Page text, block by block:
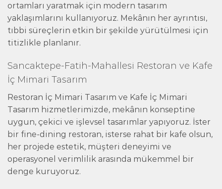
ortamları yaratmak için modern tasarım
yaklaşımlarını kullanıyoruz. Mekânın her ayrıntısı,
tıbbi süreçlerin etkin bir şekilde yürütülmesi için
titizlikle planlanır.
Sancaktepe-Fatih-Mahallesi Restoran ve Kafe
İç Mimari Tasarım
Restoran İç Mimari Tasarım ve Kafe İç Mimari
Tasarım hizmetlerimizde, mekânın konseptine
uygun, çekici ve işlevsel tasarımlar yapıyoruz. İster
bir fine-dining restoran, isterse rahat bir kafe olsun,
her projede estetik, müşteri deneyimi ve
operasyonel verimlilik arasında mükemmel bir
denge kuruyoruz.